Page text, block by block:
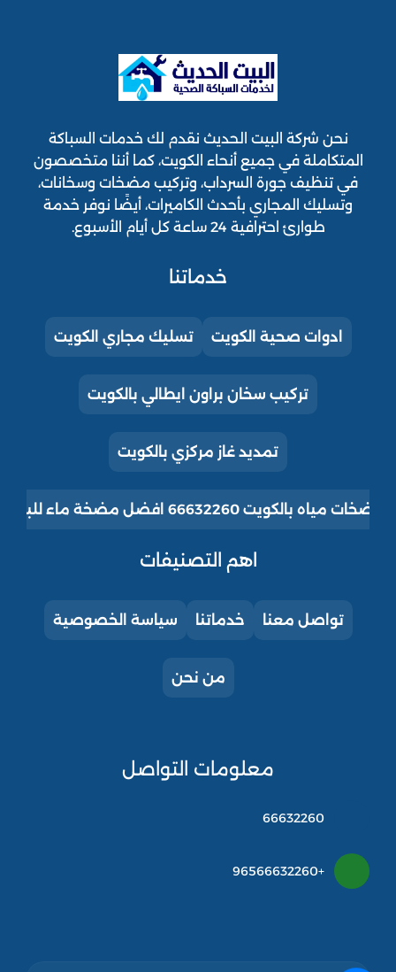
نحن شركة البيت الحديث نقدم لك خدمات السباكة
المتكاملة في جميع أنحاء الكويت، كما أننا متخصصون
في تنظيف جورة السرداب، وتركيب مضخات وسخانات،
وتسليك المجاري بأحدث الكاميرات، أيضًا نوفر خدمة
طوارئ احترافية 24 ساعة كل أيام الأسبوع.
خدماتنا
ادوات صحية الكويت تسليك مجاري الكويت
تركيب سخان براون ايطالي بالكويت
تمديد غاز مركزي بالكويت
مياه بالكويت 66632260 افضل مضخة ماء للبيت للبيع
اهم التصنيفات
تواصل معنا خدماتنا سياسة الخصوصية
من نحن
معلومات التواصل
66632260
+96566632260